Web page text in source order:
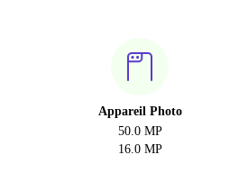
Appareil Photo
50.0 MP
16.0 MP